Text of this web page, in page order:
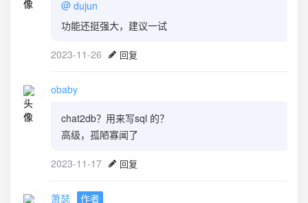
@ dujun
功能还挺强大，建议一试
2023-11-26 回复
obaby
chat2db？用来写sql 的？
高级，孤陋寡闻了
2023-11-17 回复
萧瑟 作者